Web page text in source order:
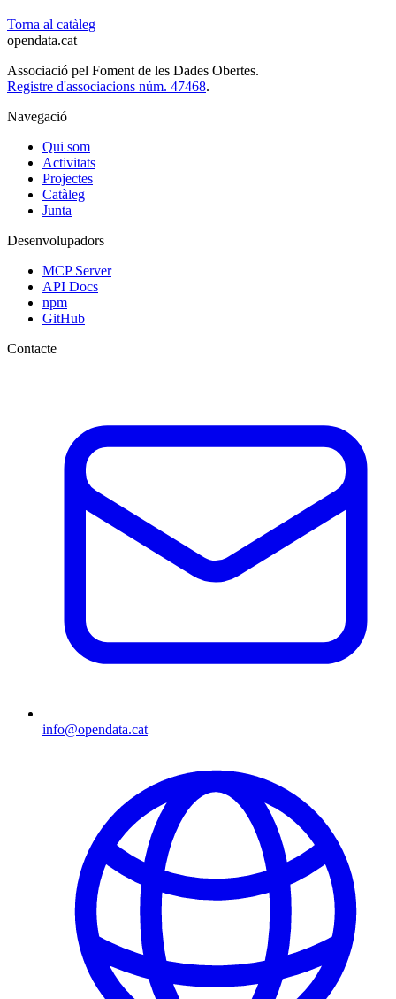
Torna al catàleg
opendata.cat
Associació pel Foment de les Dades Obertes.
Registre d'associacions núm. 47468.
Navegació
Qui som
Activitats
Projectes
Catàleg
Junta
Desenvolupadors
MCP Server
API Docs
npm
GitHub
Contacte
info@opendata.cat